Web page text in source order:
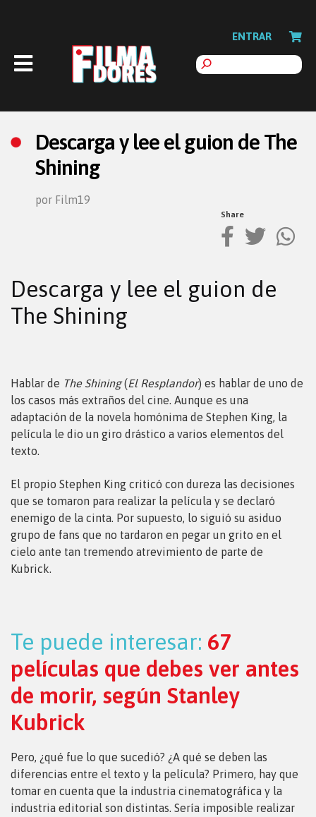
ENTRAR
Descarga y lee el guion de The
Shining
por Film19
Share
Descarga y lee el guion de
The Shining
Hablar de The Shining(El Resplandor) es hablar de uno de
los casos más extraños del cine. Aunque es una
adaptación de la novela homónima de Stephen King, la
película le dio un giro drástico a varios elementos del
texto.
El propio Stephen King criticó con dureza las decisiones
que se tomaron para realizar la película y se declaró
enemigo de la cinta. Por supuesto, lo siguió su asiduo
grupo de fans que no tardaron en pegar un grito en el
cielo ante tan tremendo atrevimiento de parte de
Kubrick.
Te puede interesar: 67
películas que debes ver antes
de morir, según Stanley
Kubrick
Pero, ¿qué fue lo que sucedió? ¿A qué se deben las
diferencias entre el texto y la película? Primero, hay que
tomar en cuenta que la industria cinematográfica y la
industria editorial son distintas. Sería imposible realizar